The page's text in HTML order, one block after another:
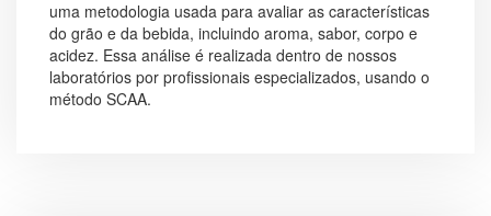
uma metodologia usada para avaliar as características
do grão e da bebida, incluindo aroma, sabor, corpo e
acidez. Essa análise é realizada dentro de nossos
laboratórios por profissionais especializados, usando o
método SCAA.